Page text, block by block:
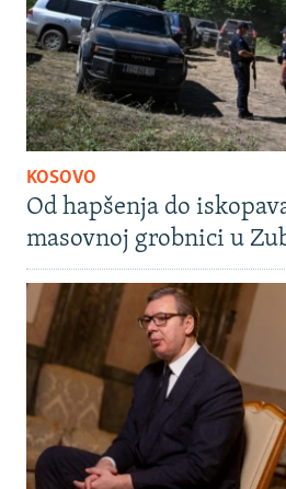
KOSOVO
Od hapšenja do
masovnoj grobnici u